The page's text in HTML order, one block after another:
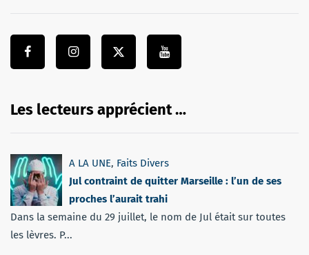
Les lecteurs apprécient …
A LA UNE, Faits Divers
Jul contraint de quitter Marseille : l’un de ses
proches l’aurait trahi
Dans la semaine du 29 juillet, le nom de Jul était sur toutes
les lèvres. P...